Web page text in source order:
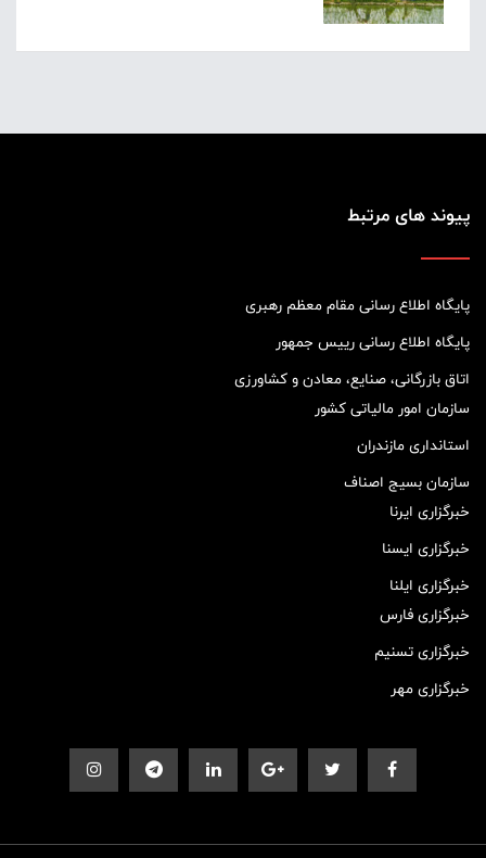
پیوند های مرتبط
پایگاه اطلاع رسانی مقام معظم رهبری
پایگاه اطلاع رسانی رییس جمهور
اتاق بازرگانی، صنایع، معادن و کشاورزی
سازمان امور مالیاتی کشور
استانداری مازندران
سازمان بسیج اصناف
خبرگزاری ایرنا
خبرگزاری ایسنا
خبرگزاری ایلنا
خبرگزاری فارس
خبرگزاری تسنیم
خبرگزاری مهر